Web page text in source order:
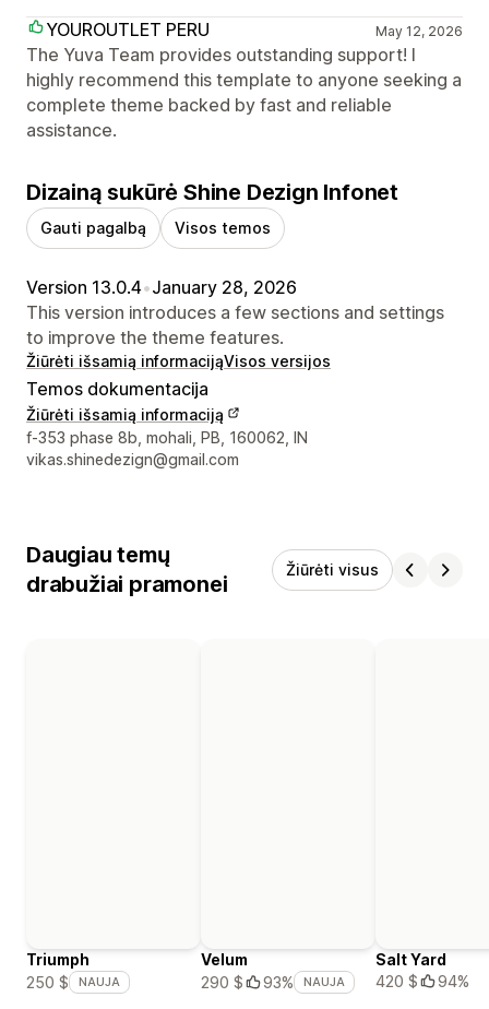
YOUROUTLET PERU
May 12, 2026
The Yuva Team provides outstanding support! I
highly recommend this template to anyone seeking a
complete theme backed by fast and reliable
assistance.
Dizainą sukūrė Shine Dezign Infonet
Gauti pagalbą Visos temos
Version 13.0.4•January 28, 2026
This version introduces a few sections and settings
to improve the theme features.
Žiūrėti išsamią informacijąVisos versijos
Temos dokumentacija
Žiūrėti išsamią informaciją
Kūrėjo kontaktiniai duomenys
f-353 phase 8b, mohali, PB, 160062, IN
vikas.shinedezign@gmail.com
Daugiau temų
drabužiai pramonei
Žiūrėti visus
Triumph
250 $
NAUJA
Velum
290 $
93% NAUJA
Salt Yard
420 $
94%